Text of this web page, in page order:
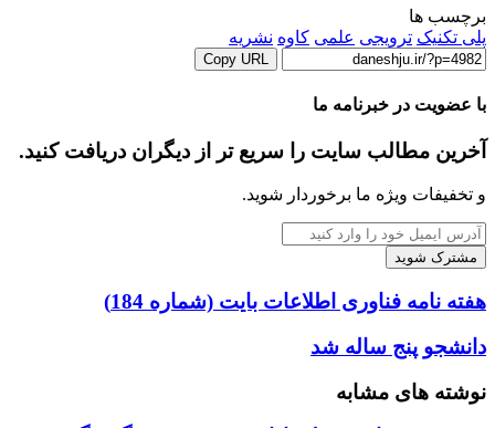
برچسب ها
پلی تکنیک ترویجی علمی کاوه نشریه
Copy URL
با عضویت در خبرنامه ما
آخرین مطالب سایت را سریع تر از دیگران دریافت کنید.
و تخفیفات ویژه ما برخوردار شوید.
آدرس
ایمیل
خود
را
وارد
کنید
هفته
فناوری
اطلاعات
بایت
(شماره
هفته نامه فناوری اطلاعات بایت (شماره 184)
دانشجو
ساله
شد
دانشجو پنج ساله شد
نوشته های مشابه